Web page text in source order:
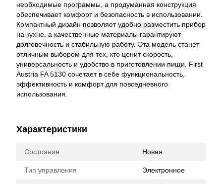
необходимые программы, а продуманная конструкция
обеспечивает комфорт и безопасность в использовании.
Компактный дизайн позволяет удобно разместить прибор
на кухне, а качественные материалы гарантируют
долговечность и стабильную работу. Эта модель станет
отличным выбором для тех, кто ценит скорость,
универсальность и удобство в приготовлении пищи. First
Austria FA 5130 сочетает в себе функциональность,
эффективность и комфорт для повседневного
использования.
Характеристики
Состояние Новая
Тип управления Электронное